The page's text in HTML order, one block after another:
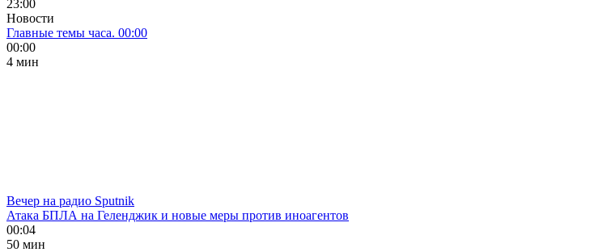
23:00
Новости
Главные темы часа. 00:00
00:00
4 мин
Вечер на радио Sputnik
Атака БПЛА на Геленджик и новые меры против иноагентов
00:04
50 мин